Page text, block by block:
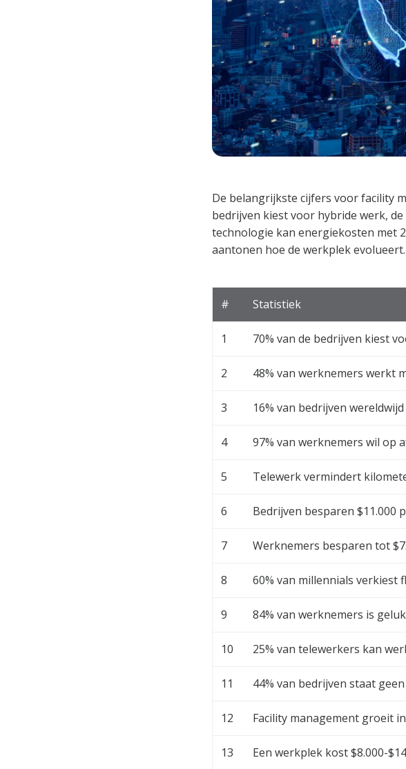
De belangrijkste cijfers voor facility
bedrijven kiest voor hybride werk,
technologie kan energiekosten met
aantonen hoe de werkplek evolueert.
# Statistiek
1 70% van de bedrijven kiest
2 48% van werknemers werkt
3 16% van bedrijven
4 97% van werknemers wil op
5 Telewerk vermindert
6 Bedrijven besparen $11.000
7 Werknemers besparen tot
8 60% van millennials
9 84% van werknemers is
10 25% van telewerkers kan
11 44% van bedrijven staat
12 Facility management groeit
13 Een werkplek kost $8.000-